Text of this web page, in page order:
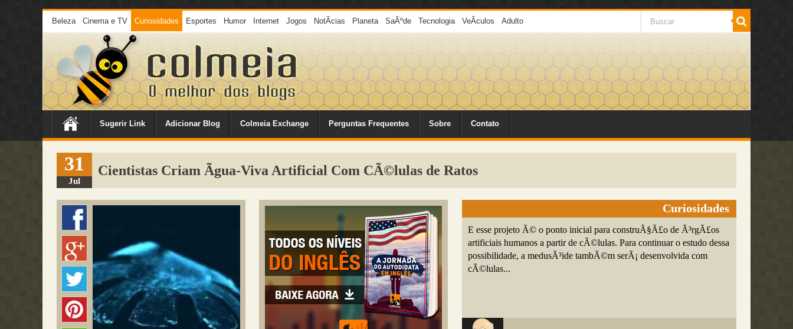
Beleza Cinema e TV Curiosidades Esportes Humor Internet Jogos NotÃ­cias Planeta SaÃºde Tecnologia VeÃ­culos Adulto
Sugerir Link Adicionar Blog Colmeia Exchange Perguntas Frequentes Sobre Contato
31
Jul
Cientistas Criam Ãgua-Viva Artificial Com CÃ©lulas de Ratos
Curiosidades
E esse projeto Ã© o ponto inicial para construÃ§Ã£o de Ã³rgÃ£os
artificiais humanos a partir de cÃ©lulas. Para continuar o estudo dessa
possibilidade, a medusÃ³ide tambÃ©m serÃ¡ desenvolvida com
cÃ©lulas...